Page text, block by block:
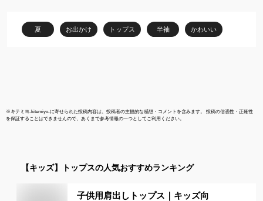
ト 無地 カラフル コ
ットン オルチャン/韓
レー 752021
夏 お出かけ トップス 半袖 かわいい
※キテミヨ-kitemiyo-に寄せられた投稿内容は、投稿者の主観的な感想・コメントを含みます。 投稿の信憑性・正確性
を保証することはできませんので、あくまで参考情報の一つとしてご利用ください。
【キッズ】 トップスの人気おすすめランキング
子供用肩出しトップス｜キッズ向